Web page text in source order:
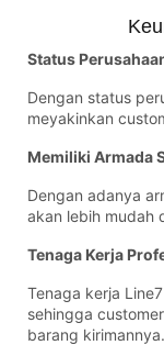
Status
Dengan status
meyakinkan
Memiliki Armada
Dengan adanya
akan lebih mudah
Tenaga Kerja
Tenaga kerja
sehingga
barang kirimannya.